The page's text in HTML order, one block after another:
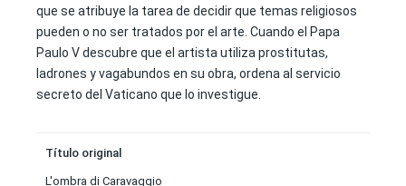
que se atribuye la tarea de decidir que temas religiosos
pueden o no ser tratados por el arte. Cuando el Papa
Paulo V descubre que el artista utiliza prostitutas,
ladrones y vagabundos en su obra, ordena al servicio
secreto del Vaticano que lo investigue.
Título original
L'ombra di Caravaggio